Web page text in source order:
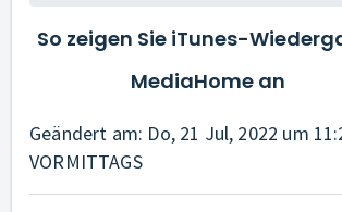
So zeigen Sie iTunes-
MediaHome an
Geändert am: Do, 21 Jul, 2022 um
VORMITTAGS